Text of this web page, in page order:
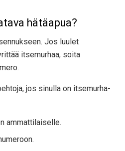
hätäapua?
Jos luulet
itsemurhaa, soita
jos sinulla on itsemurha-
ammattilaiselle.